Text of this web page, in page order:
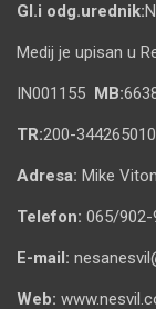
Gl.i odg.urednik:
Medij je upisan u
IN001155 MB:
TR:200-
Adresa: Mike
Telefon: 065/902-
E-mail:
Web: